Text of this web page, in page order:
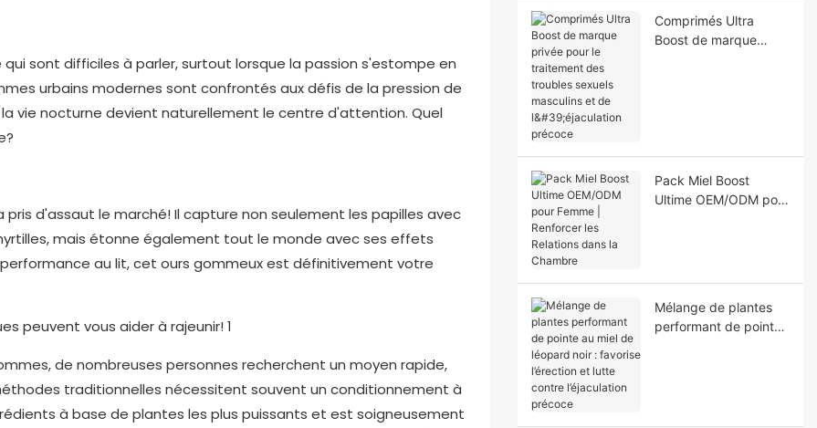
sont difficiles à parler, surtout lorsque la passion s'estompe en
urbains modernes sont confrontés aux défis de la pression de
vie nocturne devient naturellement le centre d'attention. Quel
d'assaut le marché! Il capture non seulement les papilles avec
mais étonne également tout le monde avec ses effets
au lit, cet ours gommeux est définitivement votre
de nombreuses personnes recherchent un moyen rapide,
traditionnelles nécessitent souvent un conditionnement à
à base de plantes les plus puissants et est soigneusement
Comprimés Ultra
Boost de marque
Pack Miel Boost
Ultime OEM/ODM pour
Mélange de plantes
performant de pointe